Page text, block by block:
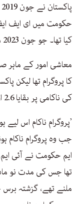
حکومت میں ای ایف
کیا تھا۔ جو جون 2023 میں ناکامی پر ختم ہو گیا تھا۔
کی ناکامی پر بقایا 2.6 ارب ڈالر نہیں ملے تھے۔
’پروگرام ناکام اس
جب وہ پروگرام
ایم حکومت نے آئی
تھا جس کی مدت نو ماہ
ملنے تھے، گزشتہ برس